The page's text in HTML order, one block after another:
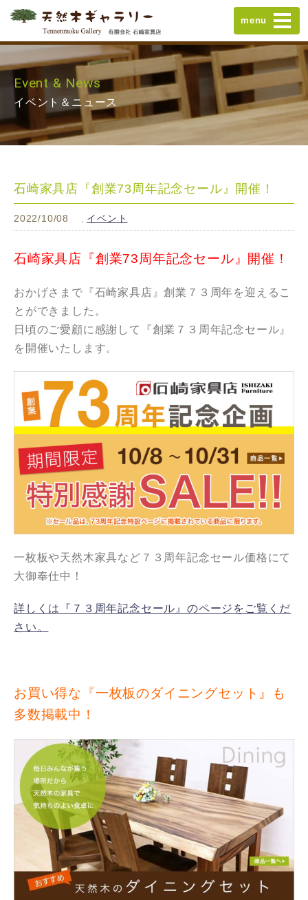
menu
Event & News
イベント＆ニュース
石崎家具店『創業73周年記念セール』開催！
2022/10/08 イベント
石崎家具店『創業73周年記念セール』開催！
おかげさまで『石崎家具店』創業７３周年を迎えるこ
とができました。
日頃のご愛顧に感謝して『創業７３周年記念セール』
を開催いたします。
一枚板や天然木家具など７３周年記念セール価格にて
大御奉仕中！
詳しくは『７３周年記念セール』のページをご覧くだ
さい。
お買い得な『一枚板のダイニングセット』も
多数掲載中！